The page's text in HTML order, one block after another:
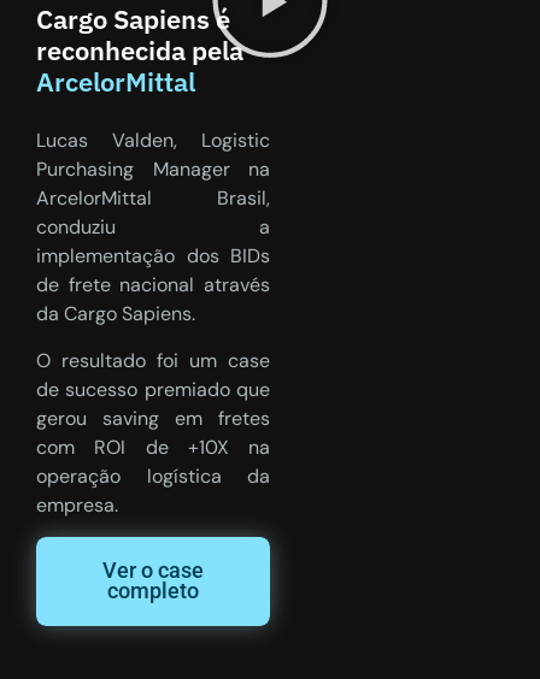
Cargo Sapiens é
reconhecida pela
ArcelorMittal
Lucas Valden, Logistic
Purchasing Manager na
ArcelorMittal Brasil,
conduziu a
implementação dos BIDs
de frete nacional através
da Cargo Sapiens.
O resultado foi um case
de sucesso premiado que
gerou saving em fretes
com ROI de +10X na
operação logística da
empresa.
Ver o case
completo